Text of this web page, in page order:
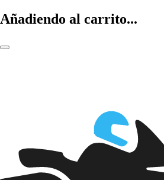
Añadiendo al carrito...